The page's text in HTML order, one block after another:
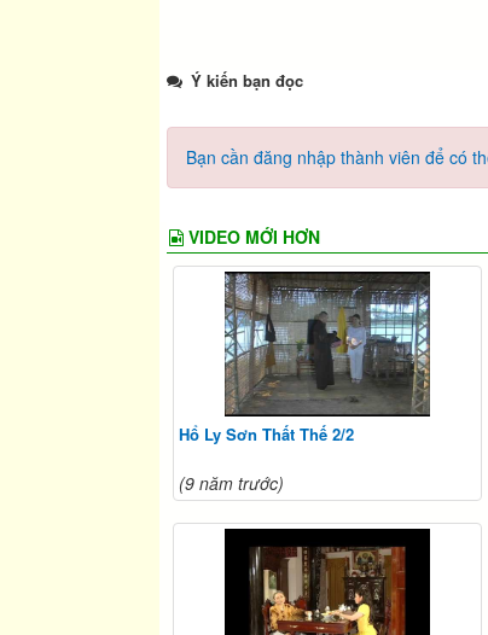
Ý kiến bạn đọc
Bạn cần đăng nhập thành viên để có
VIDEO MỚI HƠN
Hổ Ly Sơn Thất Thế 2/2
(9 năm trước)